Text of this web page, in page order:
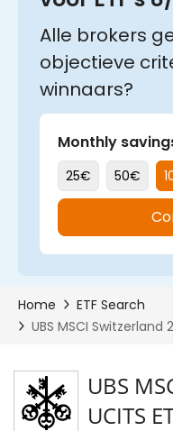
UBS
UCITS